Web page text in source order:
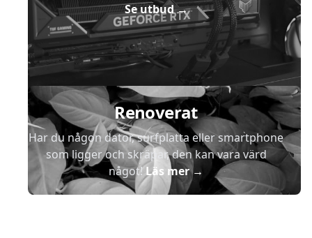
Se utbud→
Renoverat
Har du någon dator, surfplatta eller smartphone
som ligger och skräpar, den kan vara värd
något!Läs mer→